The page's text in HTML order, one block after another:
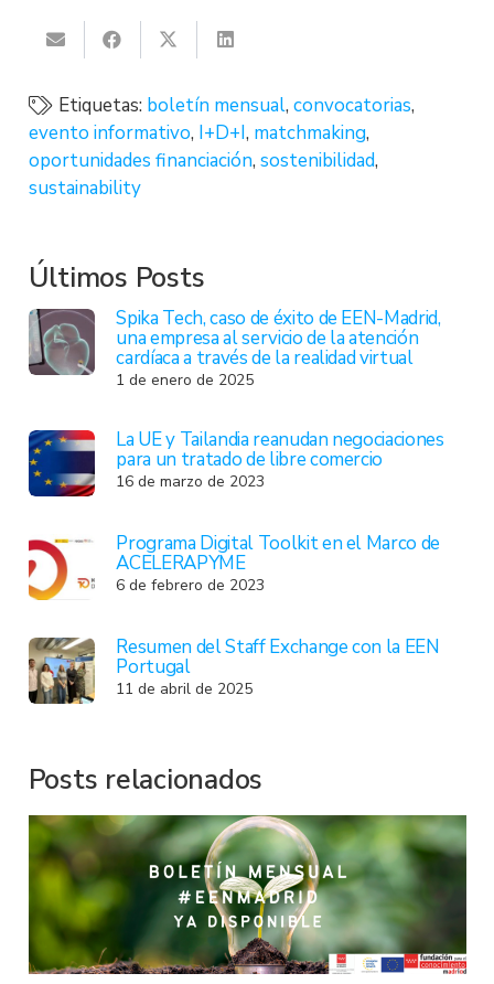
Etiquetas: boletín mensual,convocatorias,
evento informativo, I+D+I, matchmaking,
oportunidades financiación, sostenibilidad,
sustainability
Últimos Posts
Spika Tech, caso de éxito de EEN-Madrid,
una empresa al servicio de la atención
cardíaca a través de la realidad virtual
1 de enero de 2025
La UE y Tailandia reanudan negociaciones
para un tratado de libre comercio
16 de marzo de 2023
Programa Digital Toolkit en el Marco de
ACELERAPYME
6 de febrero de 2023
Resumen del Staff Exchange con la EEN
Portugal
11 de abril de 2025
Posts relacionados